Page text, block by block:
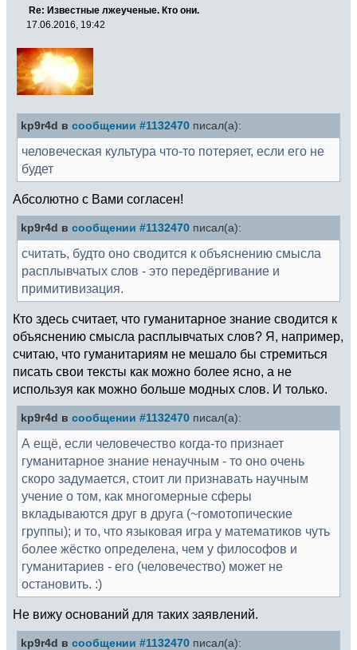
Re: Известные лжеученые. Кто они.
17.06.2016, 19:42
kp9r4d в сообщении #1132470 писал(а):
человеческая культура что-то потеряет, если его не
будет
Абсолютно с Вами согласен!
kp9r4d в сообщении #1132470 писал(а):
считать, будто оно сводится к объяснению смысла
расплывчатых слов - это передёргивание и
примитивизация.
Кто здесь считает, что гуманитарное знание сводится к
объяснению смысла расплывчатых слов? Я, например,
считаю, что гуманитариям не мешало бы стремиться
писать свои тексты как можно более ясно, а не
используя как можно больше модных слов. И только.
kp9r4d в сообщении #1132470 писал(а):
А ещё, если человечество когда-то признает
гуманитарное знание ненаучным - то оно очень
скоро задумается, стоит ли признавать научным
учение о том, как многомерные сферы
вкладываются друг в друга (~гомотопические
группы); и то, что языковая игра у математиков чуть
более жёстко определена, чем у философов и
гуманитариев - его (человечество) может не
остановить. :)
Не вижу оснований для таких заявлений.
kp9r4d в сообщении #1132470 писал(а):